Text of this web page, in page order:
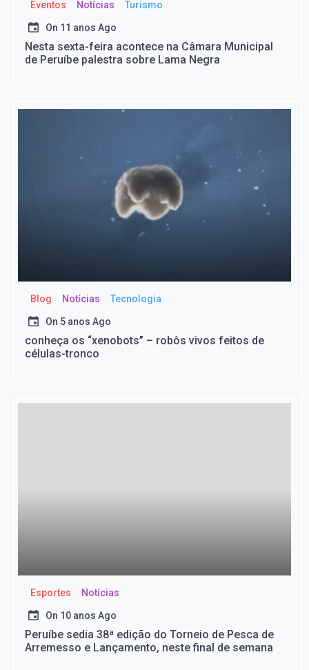
Eventos Notícias Turismo
On 11 anos Ago
Nesta sexta-feira acontece na Câmara Municipal
de Peruíbe palestra sobre Lama Negra
Blog Notícias Tecnologia
On 5 anos Ago
conheça os “xenobots” – robôs vivos feitos de
células-tronco
Esportes Notícias
On 10 anos Ago
Peruíbe sedia 38ª edição do Torneio de Pesca de
Arremesso e Lançamento, neste final de semana